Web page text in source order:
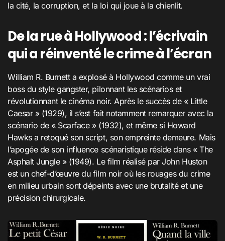
la cité, la corruption, et la loi qui joue à la chienlit.
De la rue à Hollywood : l’écrivain
qui a réinventé le crime à l’écran
William R. Burnett a explosé à Hollywood comme un vrai
boss du style gangster, pilonnant les scénarios et
révolutionnant le cinéma noir. Après le succès de « Little
Caesar » (1929), il s’est fait notamment remarquer avec la
scénario de « Scarface » (1932), et même si Howard
Hawks a retoqué son script, son empreinte demeure. Mais
l’apogée de son influence scénaristique réside dans « The
Asphalt Jungle » (1949). Le film réalisé par John Huston
est un chef-d’œuvre du film noir où les rouages du crime
en milieu urbain sont dépeints avec une brutalité et une
précision chirurgicale.